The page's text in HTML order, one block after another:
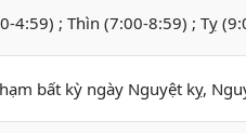
4:59) ; Thìn (7:00-8:59) ; Tỵ
bất kỳ ngày Nguyệt kỵ,